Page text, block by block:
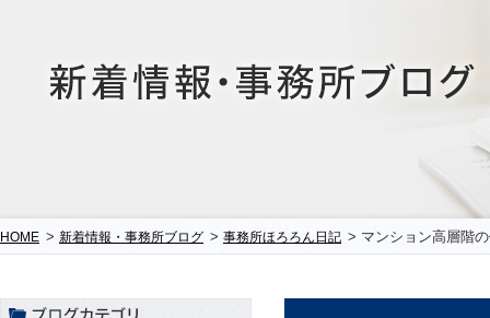
HOME > 新着情報・事務所ブログ > 事務所ほろろん日記 > マンション高層階